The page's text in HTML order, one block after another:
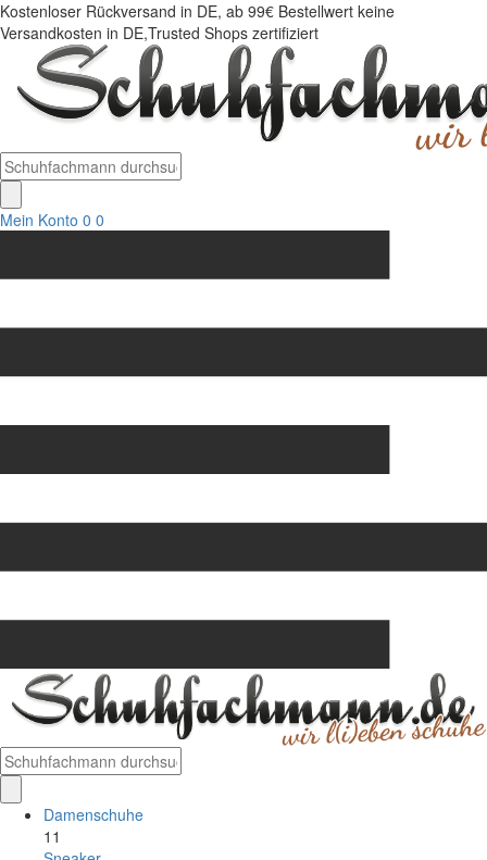
Kostenloser Rückversand in DE, ab 99€ Bestellwert keine
Versandkosten in DE,Trusted Shops zertifiziert
Mein Konto 0 0
Damenschuhe
11